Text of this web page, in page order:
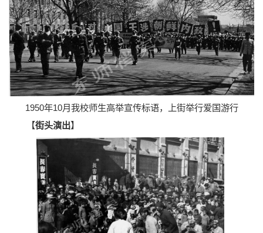
1950年10月我校师生高举宣传标语，上街举行爱国游行
【街头演出】